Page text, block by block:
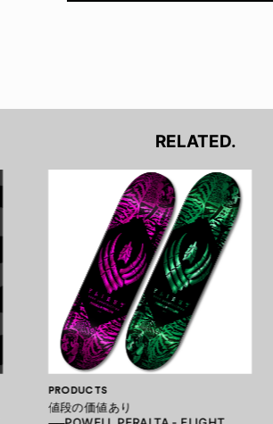
RELATED.
PRODUCTS
値段の価値あり